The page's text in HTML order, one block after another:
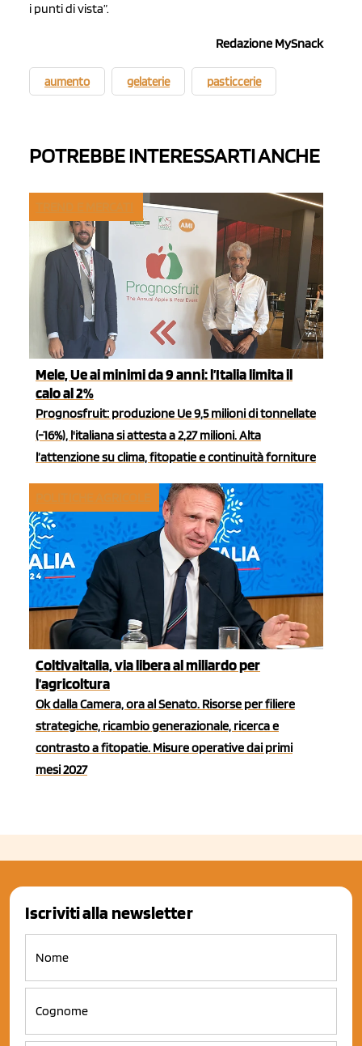
i punti di vista”.
Redazione MySnack
aumento gelaterie pasticcerie
POTREBBE INTERESSARTI ANCHE
Mele, Ue ai minimi da 9 anni: l’Italia limita il
calo al 2%
Prognosfruit: produzione Ue 9,5 milioni di tonnellate
(-16%), l'italiana si attesta a 2,27 milioni. Alta
l’attenzione su clima, fitopatie e continuità forniture
Coltivaitalia, via libera al miliardo per
l'agricoltura
Ok dalla Camera, ora al Senato. Risorse per filiere
strategiche, ricambio generazionale, ricerca e
contrasto a fitopatie. Misure operative dai primi
mesi 2027
Iscriviti alla newsletter